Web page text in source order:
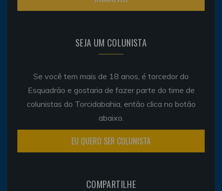
SEJA UM COLUNISTA
Se você tem mais de 18 anos, é torcedor do
Esquadrão e gostaria de fazer parte do time de
colunistas do Torcidabahia, então clica no botão
abaixo.
EU QUERO SER COLUNISTA
COMPARTILHE